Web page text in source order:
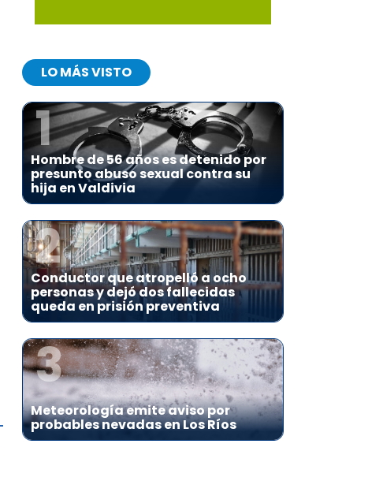
LO MÁS VISTO
1
Hombre de 56 años es detenido por
presunto abuso sexual contra su
hija en Valdivia
2
Conductor que atropelló a ocho
personas y dejó dos fallecidas
queda en prisión preventiva
3
Meteorología emite aviso por
probables nevadas en Los Ríos